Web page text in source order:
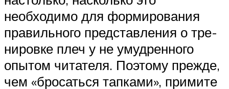
необходимо для формирования
правильного пред­став­ле­ния о тре­
ни­ров­ке плеч у не умудренного
опытом читателя. Поэтому прежде,
чем «бро­сать­ся тап­ка­ми», примите